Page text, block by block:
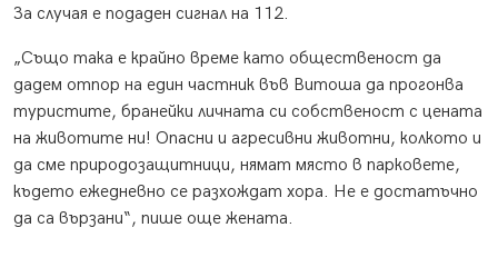
За случая е подаден сигнал на 112.
„Също така е крайно време като общественост да
дадем отпор на един частник във Витоша да прогонва
туристите, бранейки личната си собственост с цената
на животите ни! Опасни и агресивни животни, колкото и
да сме природозащитници, нямат място в парковете,
където ежедневно се разхождат хора. Не е достатъчно
да са вързани“, пише още жената.